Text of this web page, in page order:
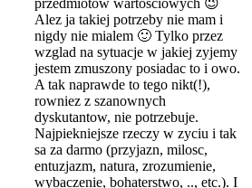
przedmiotów wartościowych 😉
Alez ja takiej potrzeby nie mam i
nigdy nie mialem 🙂 Tylko przez
wzglad na sytuacje w jakiej zyjemy
jestem zmuszony posiadac to i owo.
A tak naprawde to tego nikt(!),
rowniez z szanownych
dyskutantow, nie potrzebuje.
Najpiekniejsze rzeczy w zyciu i tak
sa za darmo (przyjazn, milosc,
entuzjazm, natura, zrozumienie,
wybaczenie, bohaterstwo, .., etc.). I